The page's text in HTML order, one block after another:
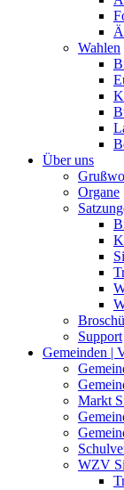
Wahlen
Über uns
Organe
Support
Gemeinden |
Markt
WZV